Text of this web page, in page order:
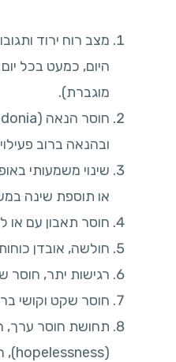
מצב רוח ירוד
היום, כמעט בכל
מוגברת).
ובהנאה ברוב
שינוי משמעותי
או תוספת שינה
חוסר תאבון עם או
חולשה, אובדן
רגישות יתר, חוסר
חוסר שקט וקושי
תחושת חוסר ערך,